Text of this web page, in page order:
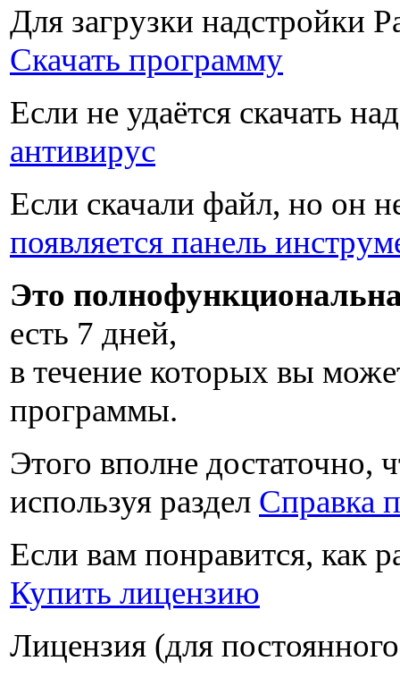
Для загрузки надстройки
Скачать программу
Если не удаётся скачать
антивирус
Если скачали файл, но он
появляется панель
Это
есть 7 дней,
в течение которых вы
программы.
Этого вполне достаточно,
используя раздел Справка
Если вам понравится, как
Купить лицензию
Лицензия (для